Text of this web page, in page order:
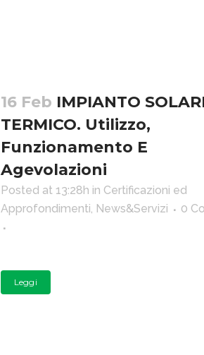
16 Feb IMPIANTO
TERMICO. Utilizzo,
Funzionamento E
Agevolazioni
Posted at 13:28h in Certificazioni ed
Approfondimenti, News&Servizi 0
Leggi